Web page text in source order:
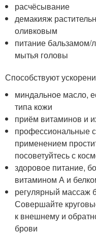
расчёсывание
демакияж
оливковым
питание бальзамом/
мытья головы
Способствуют
миндальное масло,
типа кожи
приём витаминов и
профессиональные
применением
посоветуйтесь с
здоровое питание,
витамином А и
регулярный массаж
Совершайте
к внешнему и
брови